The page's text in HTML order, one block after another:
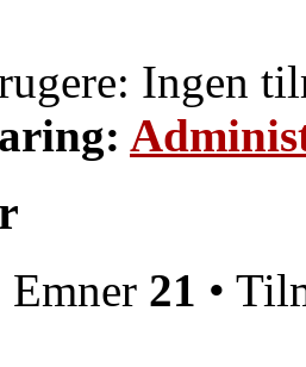
Ingen
Emner 21 •